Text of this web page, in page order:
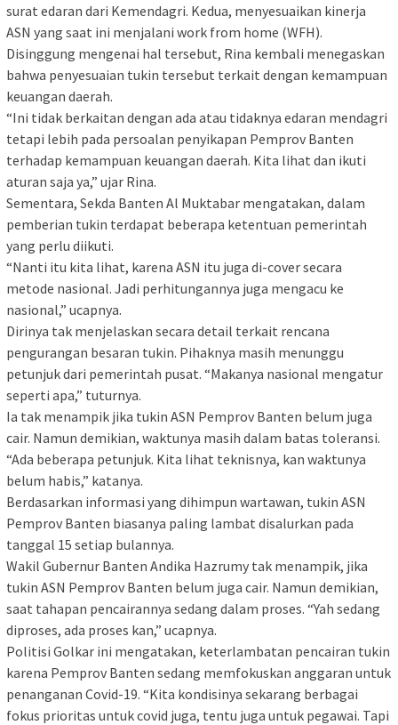
surat edaran dari Kemendagri. Kedua, menyesuaikan kinerja
ASN yang saat ini menjalani work from home (WFH).
Disinggung mengenai hal tersebut, Rina kembali menegaskan
bahwa penyesuaian tukin tersebut terkait dengan kemampuan
keuangan daerah.
“Ini tidak berkaitan dengan ada atau tidaknya edaran mendagri
tetapi lebih pada persoalan penyikapan Pemprov Banten
terhadap kemampuan keuangan daerah. Kita lihat dan ikuti
aturan saja ya,” ujar Rina.
Sementara, Sekda Banten Al Muktabar mengatakan, dalam
pemberian tukin terdapat beberapa ketentuan pemerintah
yang perlu diikuti.
“Nanti itu kita lihat, karena ASN itu juga di-cover secara
metode nasional. Jadi perhitungannya juga mengacu ke
nasional,” ucapnya.
Dirinya tak menjelaskan secara detail terkait rencana
pengurangan besaran tukin. Pihaknya masih menunggu
petunjuk dari pemerintah pusat. “Makanya nasional mengatur
seperti apa,” tuturnya.
Ia tak menampik jika tukin ASN Pemprov Banten belum juga
cair. Namun demikian, waktunya masih dalam batas toleransi.
“Ada beberapa petunjuk. Kita lihat teknisnya, kan waktunya
belum habis,” katanya.
Berdasarkan informasi yang dihimpun wartawan, tukin ASN
Pemprov Banten biasanya paling lambat disalurkan pada
tanggal 15 setiap bulannya.
Wakil Gubernur Banten Andika Hazrumy tak menampik, jika
tukin ASN Pemprov Banten belum juga cair. Namun demikian,
saat tahapan pencairannya sedang dalam proses. “Yah sedang
diproses, ada proses kan,” ucapnya.
Politisi Golkar ini mengatakan, keterlambatan pencairan tukin
karena Pemprov Banten sedang memfokuskan anggaran untuk
penanganan Covid-19. “Kita kondisinya sekarang berbagai
fokus prioritas untuk covid juga, tentu juga untuk pegawai. Tapi